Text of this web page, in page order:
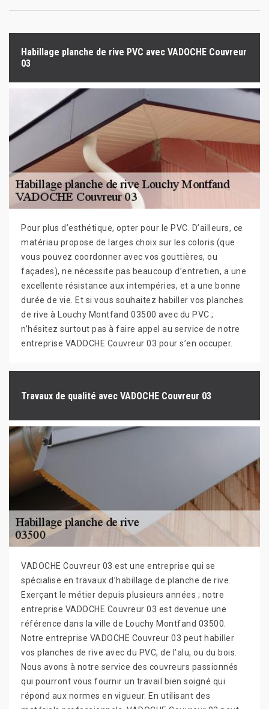
Habillage planche de rive PVC avec VADOCHE Couvreur
03
Pour plus d’esthétique, opter pour le PVC. D’ailleurs, ce
matériau propose de larges choix sur les coloris (que
vous pouvez coordonner avec vos gouttières, ou
façades), ne nécessite pas beaucoup d’entretien, a une
excellente résistance aux intempéries, et a une bonne
durée de vie. Et si vous souhaitez habiller vos planches
de rive à Louchy Montfand 03500 avec du PVC ;
n’hésitez surtout pas à faire appel au service de notre
entreprise VADOCHE Couvreur 03 pour s’en occuper.
Travaux de qualité avec VADOCHE Couvreur 03
VADOCHE Couvreur 03 est une entreprise qui se
spécialise en travaux d’habillage de planche de rive.
Exerçant le métier depuis plusieurs années ; notre
entreprise VADOCHE Couvreur 03 est devenue une
référence dans la ville de Louchy Montfand 03500.
Notre entreprise VADOCHE Couvreur 03 peut habiller
vos planches de rive avec du PVC, de l’alu, ou du bois.
Nous avons à notre service des couvreurs passionnés
qui pourront vous fournir un travail bien soigné qui
répond aux normes en vigueur. En utilisant des